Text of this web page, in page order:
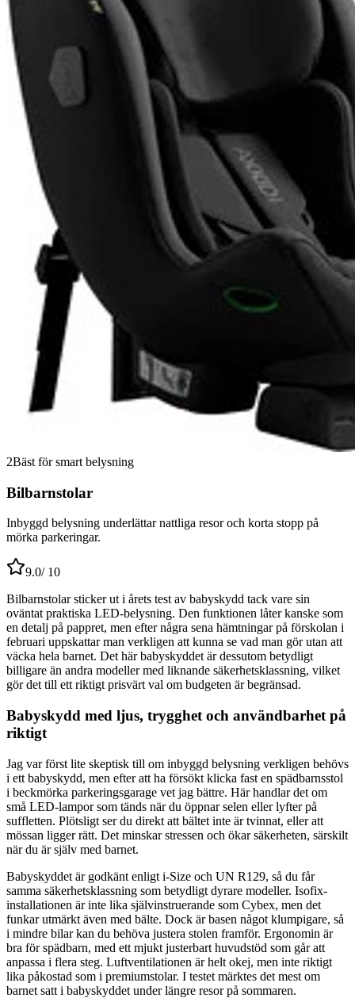
2Bäst för smart belysning
Bilbarnstolar
Inbyggd belysning underlättar nattliga resor och korta stopp på
mörka parkeringar.
9.0/ 10
Bilbarnstolar sticker ut i årets test av babyskydd tack vare sin
oväntat praktiska LED-belysning. Den funktionen låter kanske som
en detalj på pappret, men efter några sena hämtningar på förskolan i
februari uppskattar man verkligen att kunna se vad man gör utan att
väcka hela barnet. Det här babyskyddet är dessutom betydligt
billigare än andra modeller med liknande säkerhetsklassning, vilket
gör det till ett riktigt prisvärt val om budgeten är begränsad.
Babyskydd med ljus, trygghet och användbarhet på
riktigt
Jag var först lite skeptisk till om inbyggd belysning verkligen behövs
i ett babyskydd, men efter att ha försökt klicka fast en spädbarnsstol
i beckmörka parkeringsgarage vet jag bättre. Här handlar det om
små LED-lampor som tänds när du öppnar selen eller lyfter på
suffletten. Plötsligt ser du direkt att bältet inte är tvinnat, eller att
mössan ligger rätt. Det minskar stressen och ökar säkerheten, särskilt
när du är själv med barnet.
Babyskyddet är godkänt enligt i-Size och UN R129, så du får
samma säkerhetsklassning som betydligt dyrare modeller. Isofix-
installationen är inte lika självinstruerande som Cybex, men det
funkar utmärkt även med bälte. Dock är basen något klumpigare, så
i mindre bilar kan du behöva justera stolen framför. Ergonomin är
bra för spädbarn, med ett mjukt justerbart huvudstöd som går att
anpassa i flera steg. Luftventilationen är helt okej, men inte riktigt
lika påkostad som i premiumstolar. I testet märktes det mest om
barnet satt i babyskyddet under längre resor på sommaren.